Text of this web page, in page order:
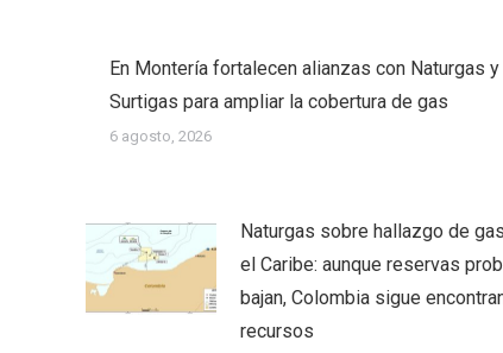
En Montería fortalecen alianzas con Naturgas y
Surtigas para ampliar la cobertura de gas
6 agosto, 2026
Naturgas sobre hallazgo de
el Caribe: aunque reservas
bajan, Colombia sigue
recursos